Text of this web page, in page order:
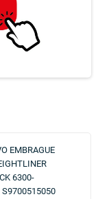
EMBRAGUE
6300-
S9700515050